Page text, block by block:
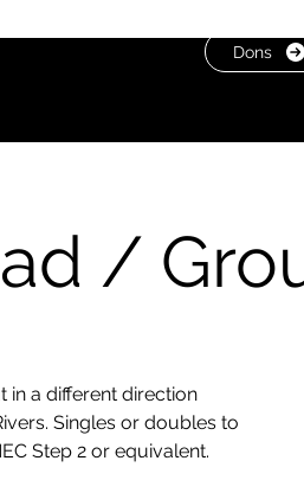
Dons
/
in a different direction
Singles or doubles to
Step 2 or equivalent.